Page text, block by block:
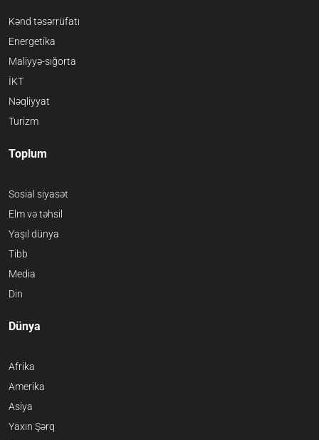
Kənd təsərrüfatı
Energetika
Maliyyə-sığorta
İKT
Nəqliyyat
Turizm
Toplum
Sosial siyasət
Elm və təhsil
Yaşıl dünya
Tibb
Media
Din
Dünya
Afrika
Amerika
Asiya
Yaxın Şərq